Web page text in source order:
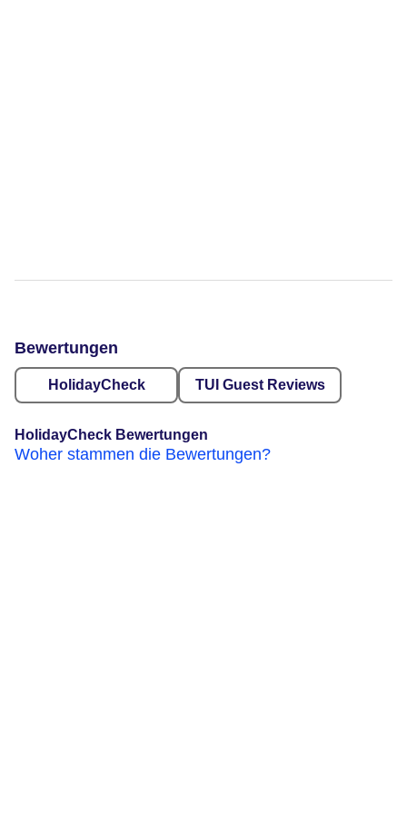
Bewertungen
HolidayCheck TUI Guest Reviews
HolidayCheck Bewertungen
Woher stammen die Bewertungen?